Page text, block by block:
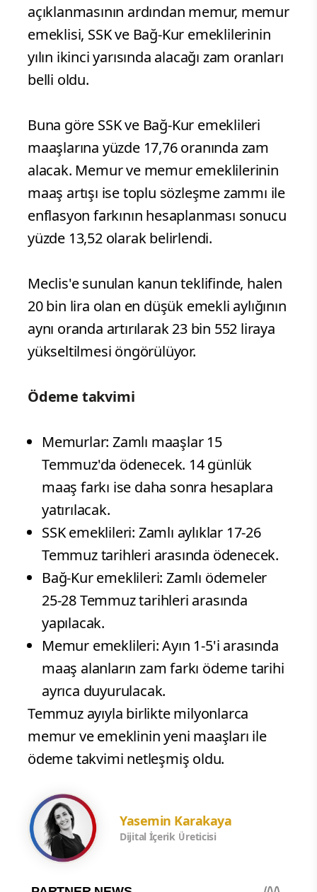
açıklanmasının ardından memur, memur
emeklisi, SSK ve Bağ-Kur emeklilerinin
yılın ikinci yarısında alacağı zam oranları
belli oldu.
Buna göre SSK ve Bağ-Kur emeklileri
maaşlarına yüzde 17,76 oranında zam
alacak. Memur ve memur emeklilerinin
maaş artışı ise toplu sözleşme zammı ile
enflasyon farkının hesaplanması sonucu
yüzde 13,52 olarak belirlendi.
Meclis'e sunulan kanun teklifinde, halen
20 bin lira olan en düşük emekli aylığının
aynı oranda artırılarak 23 bin 552 liraya
yükseltilmesi öngörülüyor.
Ödeme takvimi
Memurlar: Zamlı maaşlar 15
Temmuz'da ödenecek. 14 günlük
maaş farkı ise daha sonra hesaplara
yatırılacak.
SSK emeklileri: Zamlı aylıklar 17-26
Temmuz tarihleri arasında ödenecek.
Bağ-Kur emeklileri: Zamlı ödemeler
25-28 Temmuz tarihleri arasında
yapılacak.
Memur emeklileri: Ayın 1-5'i arasında
maaş alanların zam farkı ödeme tarihi
ayrıca duyurulacak.
Temmuz ayıyla birlikte milyonlarca
memur ve emeklinin yeni maaşları ile
ödeme takvimi netleşmiş oldu.
Yasemin Karakaya
Dijital İçerik Üreticisi